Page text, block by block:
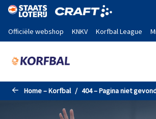
Naar de hoofdinhoud gaan
Officiële webshop KNKV Korfbal League
Home – Korfbal 404 – Pagina niet